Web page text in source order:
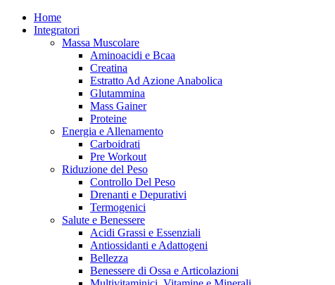
Home
Integratori
Massa Muscolare
Aminoacidi e Bcaa
Creatina
Estratto Ad Azione Anabolica
Glutammina
Mass Gainer
Proteine
Energia e Allenamento
Carboidrati
Pre Workout
Riduzione del Peso
Controllo Del Peso
Drenanti e Depurativi
Termogenici
Salute e Benessere
Acidi Grassi e Essenziali
Antiossidanti e Adattogeni
Bellezza
Benessere di Ossa e Articolazioni